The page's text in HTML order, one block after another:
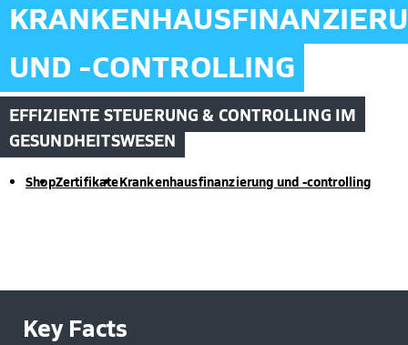
UND -CONTROLLING
EFFIZIENTE STEUERUNG & CONTROLLING IM
GESUNDHEITSWESEN
ShopZertifikateKrankenhausfinanzierung und -controlling
Key Facts